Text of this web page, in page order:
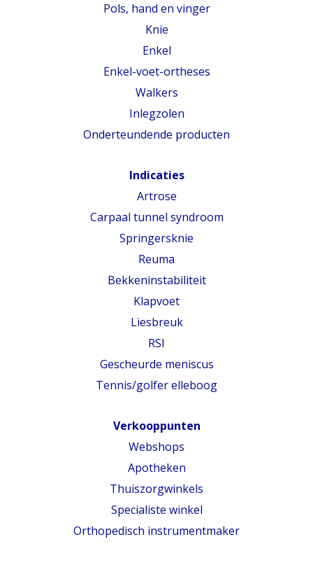
Pols, hand en vinger
Knie
Enkel
Enkel-voet-ortheses
Walkers
Inlegzolen
Onderteundende producten
Indicaties
Artrose
Carpaal tunnel syndroom
Springersknie
Reuma
Bekkeninstabiliteit
Klapvoet
Liesbreuk
RSI
Gescheurde meniscus
Tennis/golfer elleboog
Verkooppunten
Webshops
Apotheken
Thuiszorgwinkels
Specialiste winkel
Orthopedisch instrumentmaker